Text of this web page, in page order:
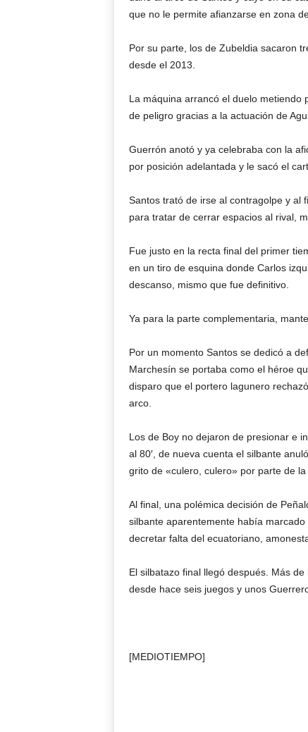
que no le permite afianzarse en zona
Por su parte, los de Zubeldia sacaron
desde el 2013.
La máquina arrancó el duelo metiendo
de peligro gracias a la actuación de
Guerrón anotó y ya celebraba con la
por posición adelantada y le sacó el
Santos trató de irse al contragolpe y al
para tratar de cerrar espacios al rival,
Fue justo en la recta final del primer
en un tiro de esquina donde Carlos
descanso, mismo que fue definitivo.
Ya para la parte complementaria,
Por un momento Santos se dedicó a
Marchesín se portaba como el héroe
disparo que el portero lagunero
arco.
Los de Boy no dejaron de presionar e
al 80′, de nueva cuenta el silbante
grito de «culero, culero» por parte de la
Al final, una polémica decisión de
silbante aparentemente había
decretar falta del ecuatoriano,
El silbatazo final llegó después. Más
desde hace seis juegos y unos
[MEDIOTIEMPO]